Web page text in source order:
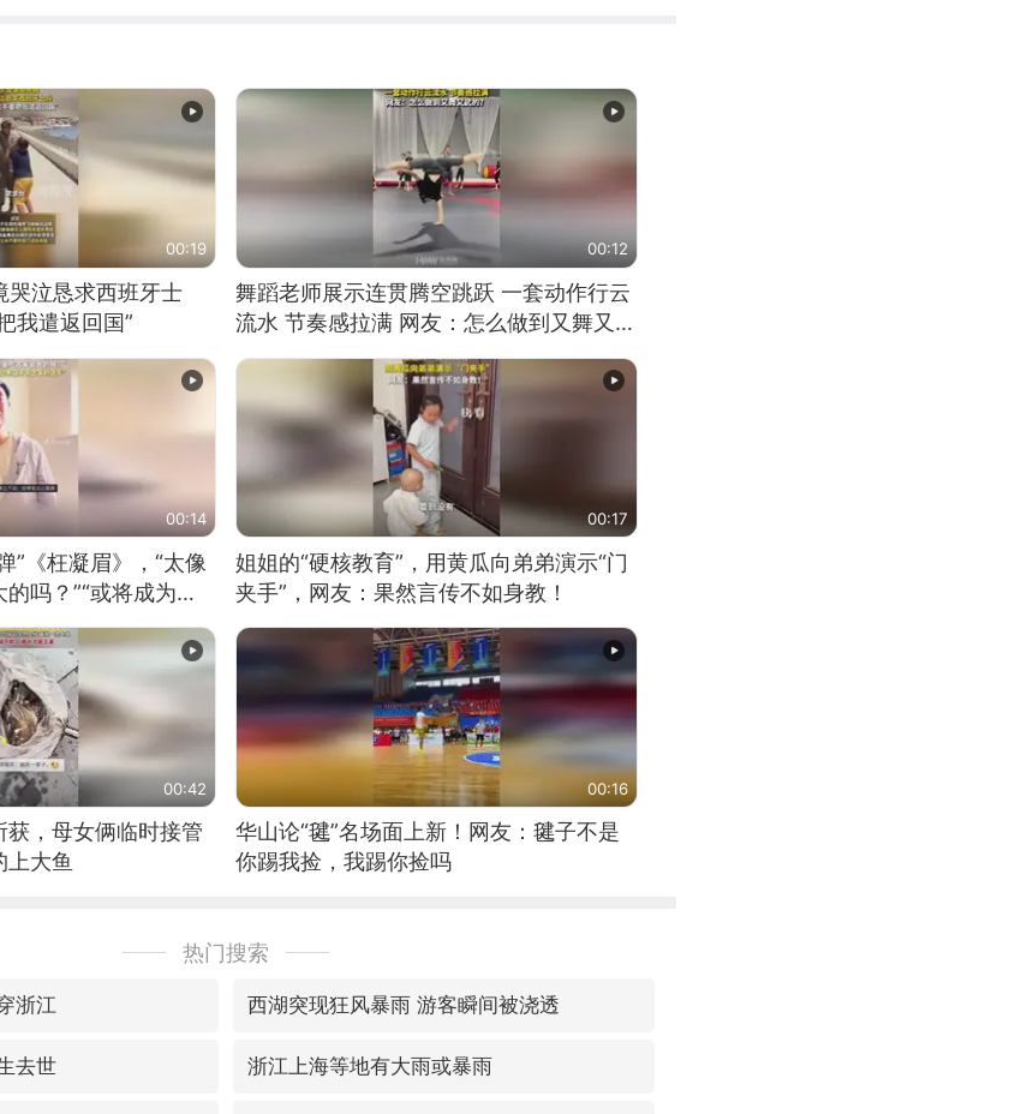
00:19
哭泣恳求西班牙士
我遣返回国”
00:12
舞蹈老师展示连贯腾空跳跃 一套动作行云
流水 节奏感拉满 网友：怎么做到又舞又武
00:14
”《枉凝眉》，“太像
吗？”“或将成为首
手。”（来源：新华每
00:17
姐姐的“硬核教育”，用黄瓜向弟弟演示“门
夹手”，网友：果然言传不如身教！
00:42
，母女俩临时接管
上大鱼
00:16
华山论“毽”名场面上新！网友：毽子不是
你踢我捡，我踢你捡吗
热门搜索
浙江 西湖突现狂风暴雨 游客瞬间被浇透
去世 浙江上海等地有大雨或暴雨